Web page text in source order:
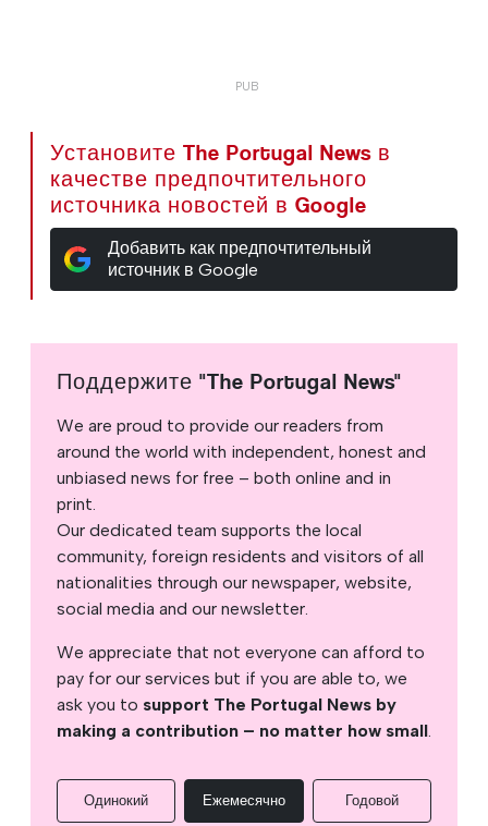
Установите The Portugal News в
качестве предпочтительного
источника новостей в Google
Добавить как предпочтительный
источник в Google
Поддержите "The Portugal News"
We are proud to provide our readers from
around the world with independent, honest and
unbiased news for free – both online and in
print.
Our dedicated team supports the local
community, foreign residents and visitors of all
nationalities through our newspaper, website,
social media and our newsletter.
We appreciate that not everyone can afford to
pay for our services but if you are able to, we
ask you to support The Portugal News by
making a contribution – no matter how small.
Одинокий Ежемесячно Годовой